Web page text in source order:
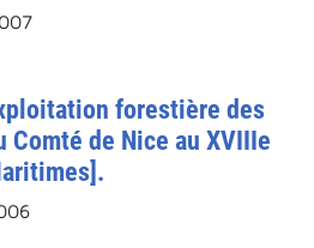
forestière des
Comté de Nice au XVIIIe